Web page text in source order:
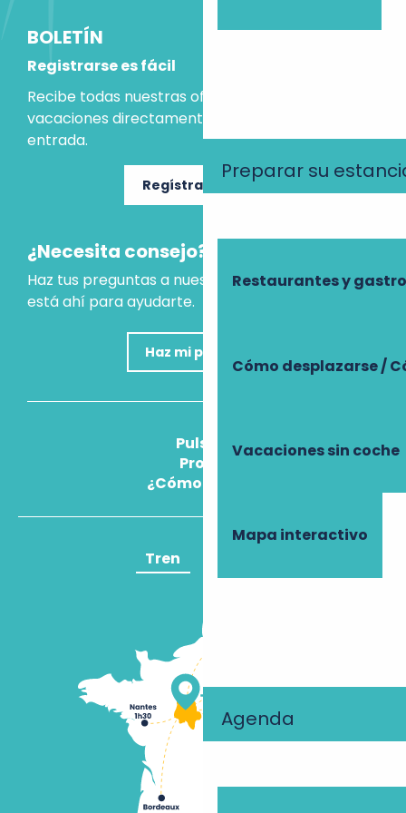
Preparar su
Restaurantes y
Cómo desplazarse /
Vacaciones sin coche
Mapa interactivo
Agenda
BOLETÍN
Registrarse es fácil
Recibe todas nuestras ofertas e ideas para las
vacaciones directamente en tu bandeja de
entrada.
Regístrate ahora
¿Necesita consejo?
Haz tus preguntas a nuestro asistente virtual, que
está ahí para ayudarte.
Haz mi pregunta
Pulse
Pros
¿Cómo llegar?
Tren